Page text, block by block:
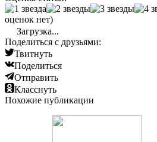
оценок нет)
Загрузка...
Поделиться с друзьями:
Твитнуть
Поделиться
Отправить
Класснуть
Похожие публикации